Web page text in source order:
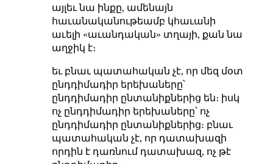
այլեւ նա ինքը, ամենայն
հաւանականութեամբ կհաւանի
աւելի «աւանդական» տղայի, քան նա
աղջիկ է։
եւ բնաւ պատահական չէ, որ մեզ մօտ
ընդդիմադիր երեխաները՝
ընդդիմադիր ընտանիքներից են։ իսկ
ոչ ընդդիմադիր երեխաները՝ ոչ
ընդդիմադիր ընտանիքներից։ բնաւ
պատահական չէ, որ դատախազի
որդին է դառնում դատախազ, ոչ թէ